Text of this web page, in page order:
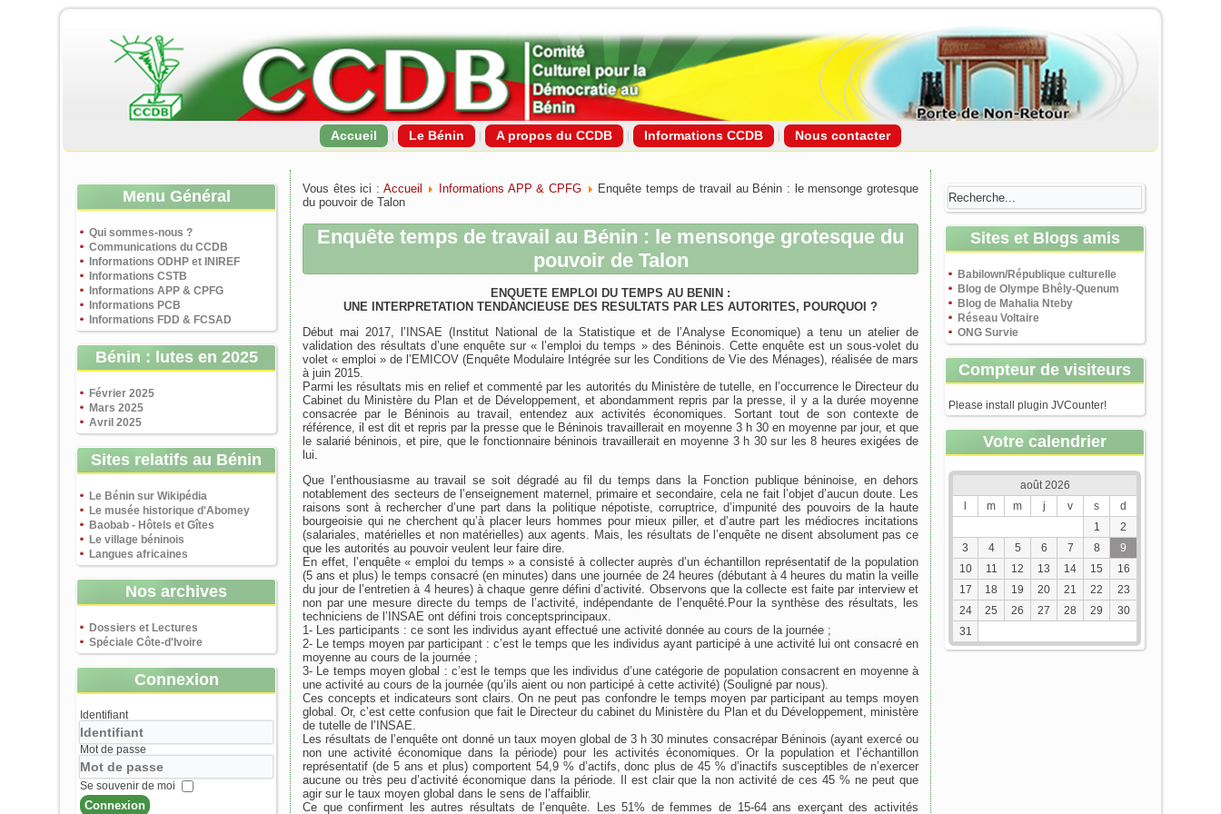
Accueil Le Bénin A propos du CCDB Informations CCDB Nous contacter
Menu Général
Qui sommes-nous ?
Communications du CCDB
Informations ODHP et INIREF
Informations CSTB
Informations APP & CPFG
Informations PCB
Informations FDD & FCSAD
Bénin : lutes en 2025
Février 2025
Mars 2025
Avril 2025
Sites relatifs au Bénin
Le Bénin sur Wikipédia
Le musée historique d'Abomey
Baobab - Hôtels et Gîtes
Le village béninois
Langues africaines
Nos archives
Dossiers et Lectures
Spéciale Côte-d'Ivoire
Connexion
Identifiant
Mot de passe
Se souvenir de moi
Connexion
Vous êtes ici : Accueil Informations APP & CPFG
Enquête temps de travail au Bénin : le mensonge grotesque
du pouvoir de Talon
Enquête temps de travail au Bénin : le mensonge grotesque du
pouvoir de Talon
ENQUETE EMPLOI DU TEMPS AU BENIN :
UNE INTERPRETATION TENDANCIEUSE DES RESULTATS PAR LES AUTORITES, POURQUOI ?
Début mai 2017, l’INSAE (Institut National de la Statistique et de l’Analyse Economique) a tenu un atelier de
validation des résultats d’une enquête sur « l’emploi du temps » des Béninois. Cette enquête est un sous-volet du
volet « emploi » de l’EMICOV (Enquête Modulaire Intégrée sur les Conditions de Vie des Ménages), réalisée de mars
à juin 2015.
Parmi les résultats mis en relief et commenté par les autorités du Ministère de tutelle, en l’occurrence le Directeur du
Cabinet du Ministère du Plan et de Développement, et abondamment repris par la presse, il y a la durée moyenne
consacrée par le Béninois au travail, entendez aux activités économiques. Sortant tout de son contexte de
référence, il est dit et repris par la presse que le Béninois travaillerait en moyenne 3 h 30 en moyenne par jour, et que
le salarié béninois, et pire, que le fonctionnaire béninois travaillerait en moyenne 3 h 30 sur les 8 heures exigées de
lui.
Que l’enthousiasme au travail se soit dégradé au fil du temps dans la Fonction publique béninoise, en dehors
notablement des secteurs de l’enseignement maternel, primaire et secondaire, cela ne fait l’objet d’aucun doute. Les
raisons sont à rechercher d’une part dans la politique népotiste, corruptrice, d’impunité des pouvoirs de la haute
bourgeoisie qui ne cherchent qu’à placer leurs hommes pour mieux piller, et d’autre part les médiocres incitations
(salariales, matérielles et non matérielles) aux agents. Mais, les résultats de l’enquête ne disent absolument pas ce
que les autorités au pouvoir veulent leur faire dire.
En effet, l’enquête « emploi du temps » a consisté à collecter auprès d’un échantillon représentatif de la population
(5 ans et plus) le temps consacré (en minutes) dans une journée de 24 heures (débutant à 4 heures du matin la veille
du jour de l’entretien à 4 heures) à chaque genre défini d’activité. Observons que la collecte est faite par interview et
non par une mesure directe du temps de l’activité, indépendante de l’enquêté.Pour la synthèse des résultats, les
techniciens de l’INSAE ont défini trois conceptsprincipaux.
1- Les participants : ce sont les individus ayant effectué une activité donnée au cours de la journée ;
2- Le temps moyen par participant : c’est le temps que les individus ayant participé à une activité lui ont consacré en
moyenne au cours de la journée ;
3- Le temps moyen global : c’est le temps que les individus d’une catégorie de population consacrent en moyenne à
une activité au cours de la journée (qu’ils aient ou non participé à cette activité) (Souligné par nous).
Ces concepts et indicateurs sont clairs. On ne peut pas confondre le temps moyen par participant au temps moyen
global. Or, c’est cette confusion que fait le Directeur du cabinet du Ministère du Plan et du Développement, ministère
de tutelle de l’INSAE.
Les résultats de l’enquête ont donné un taux moyen global de 3 h 30 minutes consacrépar Béninois (ayant exercé ou
non une activité économique dans la période) pour les activités économiques. Or la population et l’échantillon
représentatif (de 5 ans et plus) comportent 54,9 % d’actifs, donc plus de 45 % d’inactifs susceptibles de n’exercer
aucune ou très peu d’activité économique dans la période. Il est clair que la non activité de ces 45 % ne peut que
agir sur le taux moyen global dans le sens de l’affaiblir.
Ce que confirment les autres résultats de l’enquête. Les 51% de femmes de 15-64 ans exerçant des activités
Sites et Blogs amis
Babilown/République culturelle
Blog de Olympe Bhêly-Quenum
Blog de Mahalia Nteby
Réseau Voltaire
ONG Survie
Compteur de visiteurs
Please install plugin JVCounter!
Votre calendrier
août 2026
m m j v s
d
1
2
3
4 5 6 7 8
9
10
11 12 13 14 15
16
17
18 19 20 21 22
23
24
25 26 27 28 29
30
31